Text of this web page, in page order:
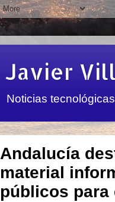
Javier
Noticias
Andalucía
material
públicos para